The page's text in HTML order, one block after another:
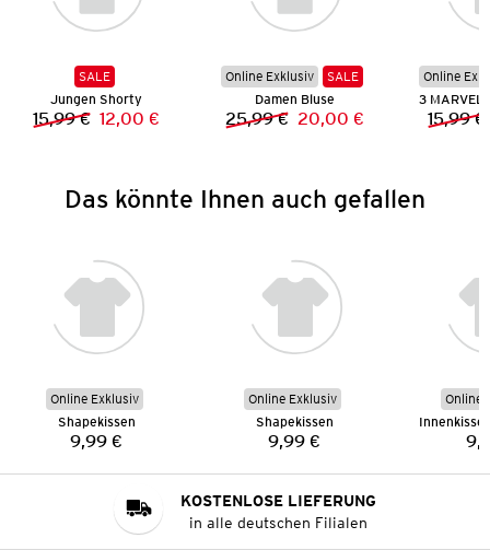
SALE
Jungen Shorty
Vorheriger Preis:
15,99 € Neuer Preis:
12,00 €
Online Exklusiv
SALE
Damen Bluse
Vorheriger Preis:
25,99 € Neuer Preis:
20,00 €
Online
15,99 €
Das könnte Ihnen auch gefallen
Online Exklusiv
Shapekissen
Preis:
9,99 €
Online Exklusiv
Shapekissen
Preis:
9,99 €
Online
KOSTENLOSE LIEFERUNG
in alle deutschen Filialen